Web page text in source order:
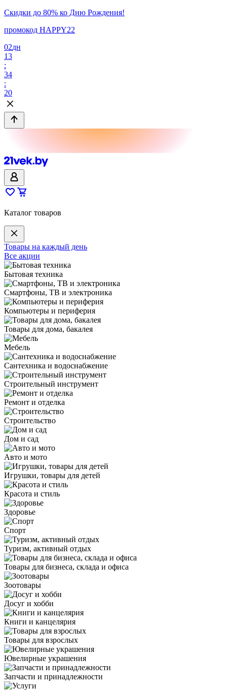
Скидки до 80% ко Дню Рождения!
промокод HAPPY22
02дн
13
:
34
:
20
Каталог товаров
Товары на каждый день
Все акции
Бытовая техника
Смартфоны, ТВ и электроника
Компьютеры и периферия
Товары для дома, бакалея
Мебель
Сантехника и водоснабжение
Строительный инструмент
Ремонт и отделка
Строительство
Дом и сад
Авто и мото
Игрушки, товары для детей
Красота и стиль
Здоровье
Спорт
Туризм, активный отдых
Товары для бизнеса, склада и офиса
Зоотовары
Досуг и хобби
Книги и канцелярия
Товары для взрослых
Ювелирные украшения
Запчасти и принадлежности